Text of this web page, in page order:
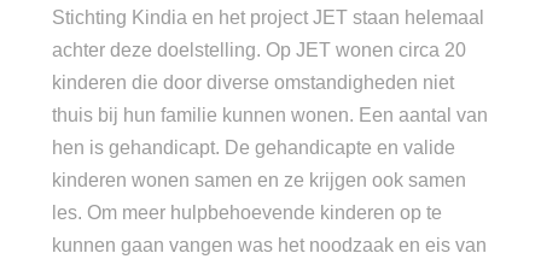
Stichting Kindia en het project JET staan helemaal
achter deze doelstelling. Op JET wonen circa 20
kinderen die door diverse omstandigheden niet
thuis bij hun familie kunnen wonen. Een aantal van
hen is gehandicapt. De gehandicapte en valide
kinderen wonen samen en ze krijgen ook samen
les. Om meer hulpbehoevende kinderen op te
kunnen gaan vangen was het noodzaak en eis van